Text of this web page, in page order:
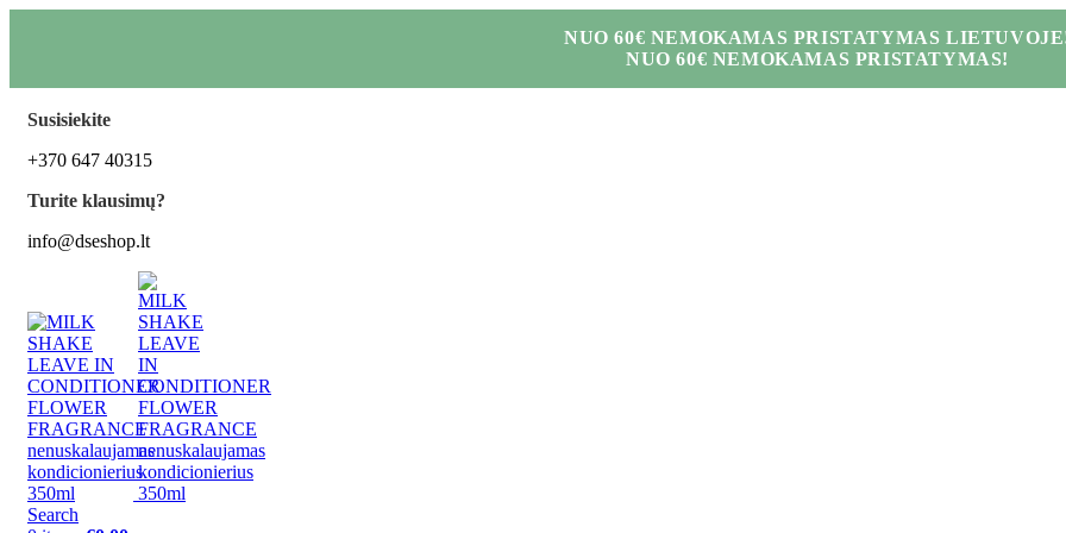
NUO 60€ NEMOKAMAS PRISTATYMAS
NUO 60€ NEMOKAMAS PRISTATYMAS!
Susisiekite
+370 647 40315
Turite klausimų?
info@dseshop.lt
Search